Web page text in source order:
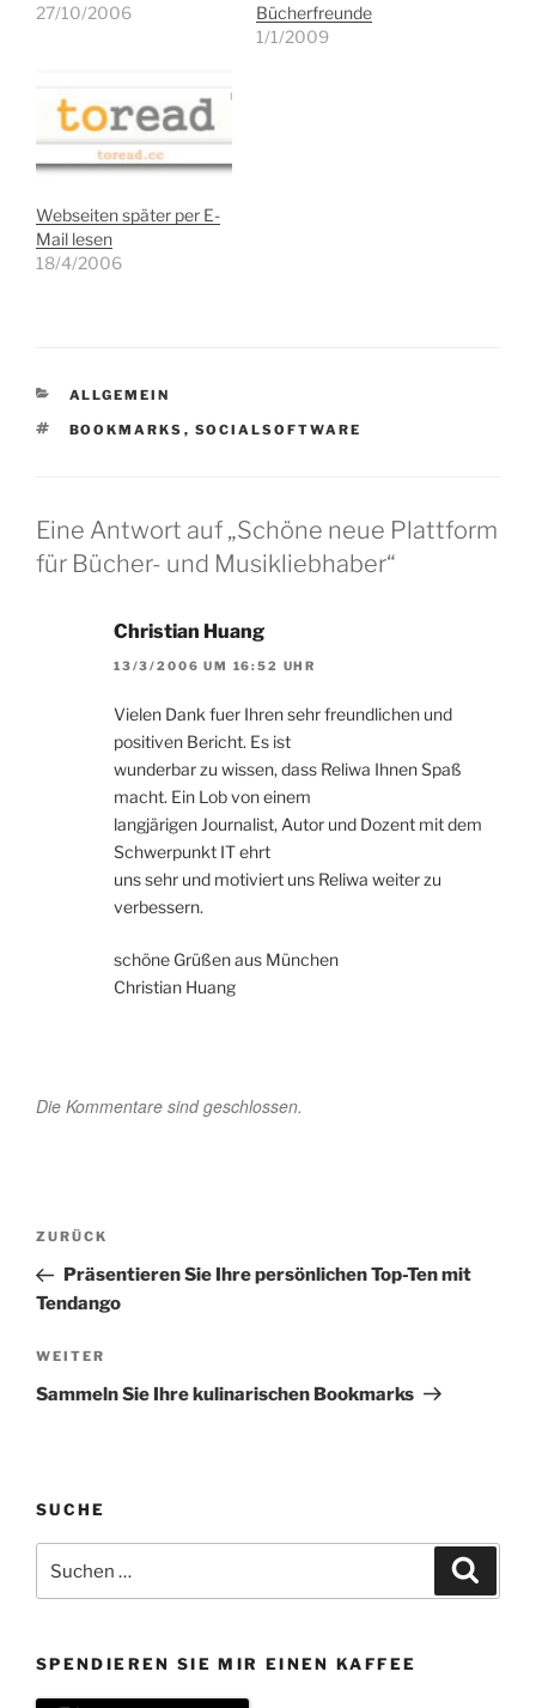
27/10/2006
Bücherfreunde
1/1/2009
Webseiten später per E-
Mail lesen
18/4/2006
KATEGORIEN
ALLGEMEIN
SCHLAGWÖRTER
BOOKMARKS , SOCIALSOFTWARE
Eine Antwort auf „Schöne neue Plattform
für Bücher- und Musikliebhaber“
Christian Huang
13/3/2006 UM 16:52 UHR
Vielen Dank fuer Ihren sehr freundlichen und
positiven Bericht. Es ist
wunderbar zu wissen, dass Reliwa Ihnen Spaß
macht. Ein Lob von einem
langjärigen Journalist, Autor und Dozent mit dem
Schwerpunkt IT ehrt
uns sehr und motiviert uns Reliwa weiter zu
verbessern.
schöne Grüßen aus München
Christian Huang
Die Kommentare sind geschlossen.
Beitragsnavigation
Vorheriger
Beitrag
ZURÜCK
Präsentieren Sie Ihre persönlichen Top-Ten mit
Tendango
Nächster
Beitrag
WEITER
Sammeln Sie Ihre kulinarischen Bookmarks
SUCHE
nach:
SPENDIEREN SIE MIR EINEN KAFFEE